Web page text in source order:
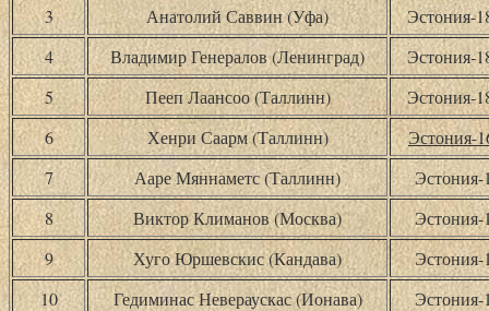
3 Анатолий Саввин (Уфа)
Эстония-
4
Владимир Генералов (Ленинград)
Эстония-
5
Пееп Лаансоо (Таллинн)
Эстония-
6
Хенри Саарм (Таллинн)
Эстония-
7
Ааре Мяннаметс (Таллинн)
Эстония-
8
Виктор Климанов (Москва)
Эстония-
9
Хуго Юршевскис (Кандава)
Эстония-
10
Гедиминас Невераускас (Ионава)
Эстония-